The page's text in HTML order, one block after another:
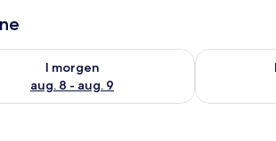
I morgen
aug. 8 - aug. 9
for i morgen, aug. 8 - aug. 9
Sjekk